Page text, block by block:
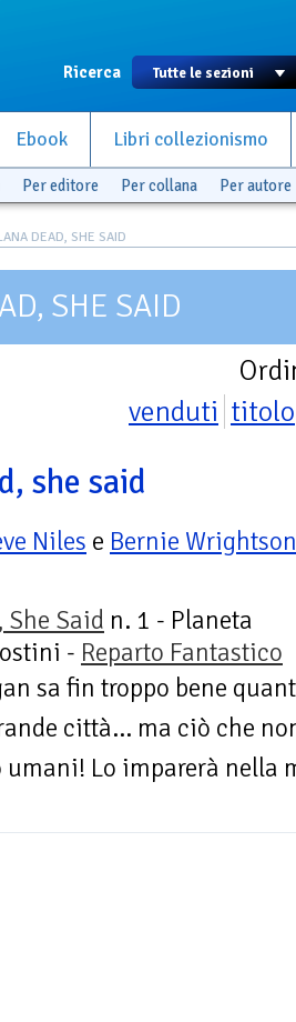
Ricerca
Ebook Libri collezionismo
Per editore Per collana Per autore
DEAD, SHE SAID
SHE SAID
venduti titolo
she said
Niles e Bernie Wrightson
She Said n. 1 - Planeta
- Reparto Fantastico
sa fin troppo bene
città… ma ciò che
umani! Lo imparerà nella